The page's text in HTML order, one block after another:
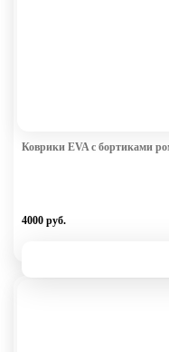
Коврики EVA с бортиками
4000 руб.